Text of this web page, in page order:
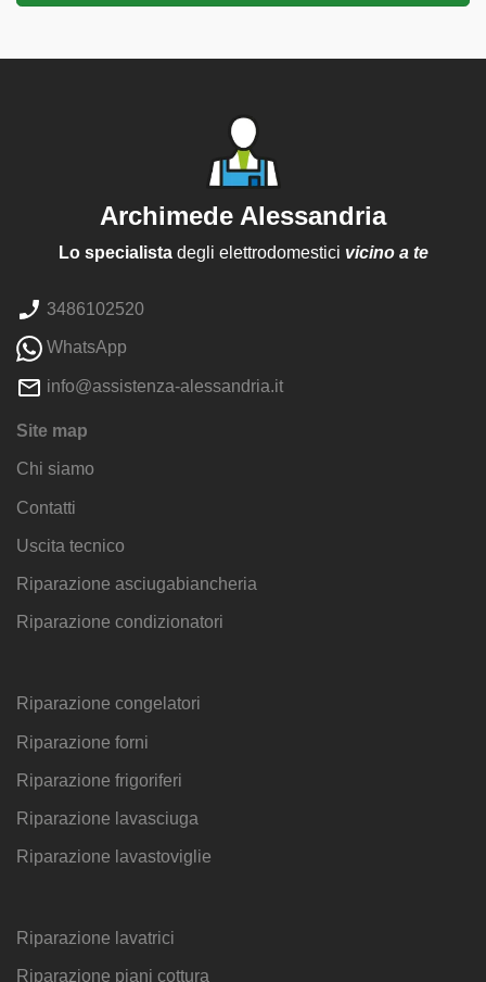
Archimede Alessandria
Lo specialistadegli elettrodomestici vicino a te
3486102520
WhatsApp
info@assistenza-alessandria.it
Site map
Chi siamo
Contatti
Uscita tecnico
Riparazione asciugabiancheria
Riparazione condizionatori
Riparazione congelatori
Riparazione forni
Riparazione frigoriferi
Riparazione lavasciuga
Riparazione lavastoviglie
Riparazione lavatrici
Riparazione piani cottura